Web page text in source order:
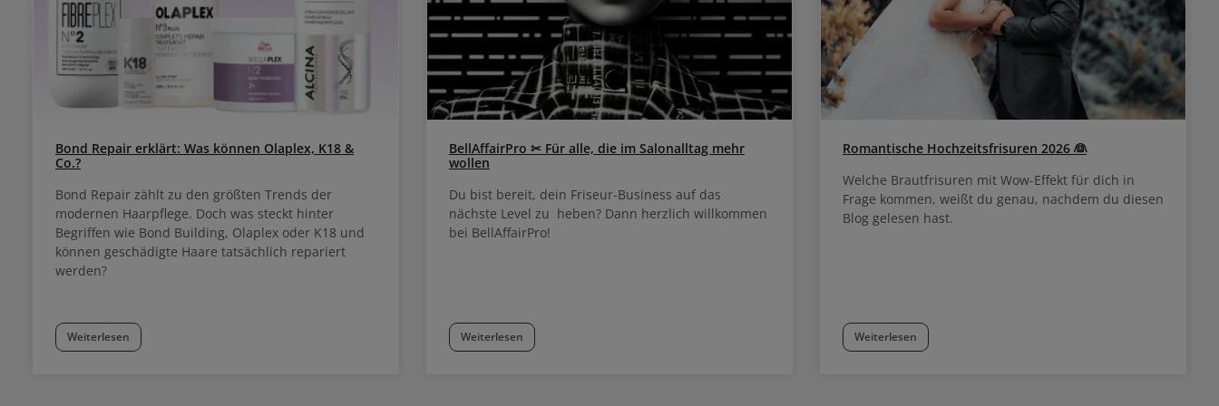
Bond Repair erklärt: Was können Olaplex, K18 &
Co.?
Bond Repair zählt zu den größten Trends der
modernen Haarpflege. Doch was steckt hinter
Begriffen wie Bond Building, Olaplex oder K18 und
können geschädigte Haare tatsächlich repariert
werden?
Weiterlesen
BellAffairPro ✂ Für alle, die im Salonalltag mehr
wollen
Du bist bereit, dein Friseur-Business auf das
nächste Level zu heben? Dann herzlich willkommen
bei BellAffairPro!
Weiterlesen
Romantische Hochzeitsfrisuren 2026 👰
Welche Brautfrisuren mit Wow-Effekt für dich in
Frage kommen, weißt du genau, nachdem du diesen
Blog gelesen hast.
Weiterlesen